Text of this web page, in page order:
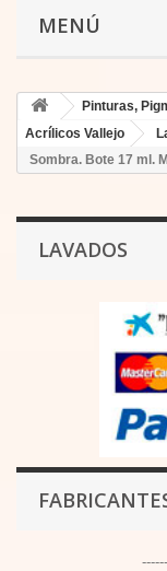
MENÚ
Pinturas,
Acrílicos Vallejo
Sombra. Bote 17 ml.
LAVADOS